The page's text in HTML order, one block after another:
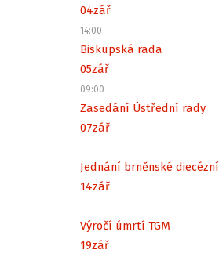
04zář
14:00
Biskupská rada
05zář
09:00
Zasedání Ústřední rady
07zář
Jednání brněnské
14zář
Výročí úmrtí TGM
19zář